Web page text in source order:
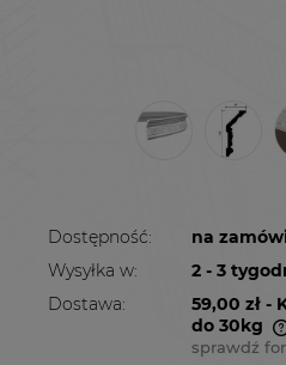
Dostępność:
na
Wysyłka w:
2 - 3
Dostawa:
59,00 zł -
do 30kg
Cena nie zawierasprawdź